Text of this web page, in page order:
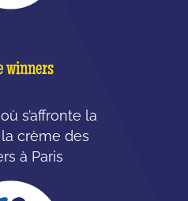
winners
s’affronte la
crème des
à Paris